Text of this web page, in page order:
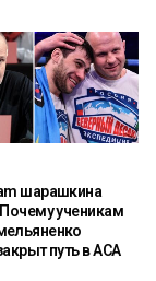
шарашкина
ученикам
путь в ACA